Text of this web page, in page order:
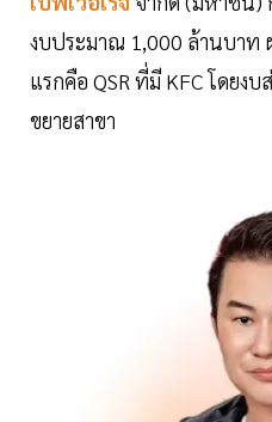
งบประมาณ 1,000 ล้านบาท
แรกคือ QSR ที่มี KFC โดยง
ขยายสาขา